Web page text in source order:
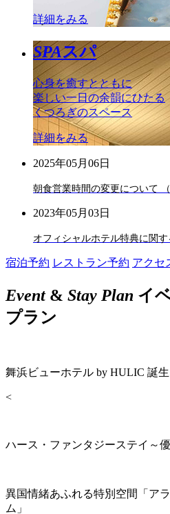
詳細をみる
SPAスパ
心身を癒すとともに
楽しい一日の余韻にひたる
くつろぎのスペース
詳細をみる
2025年05月06日
朝食営業時間の変更について （
2023年05月03日
オフィシャルホテル特典に関
宿泊予約 レストラン予約 アクセ
Event& Stay Plan イ
プラン
舞浜ビューホテル by HULIC 誕
<
ハース・ファンタジーステイ～
異国情緒あふれる特別空間「ア
ム」